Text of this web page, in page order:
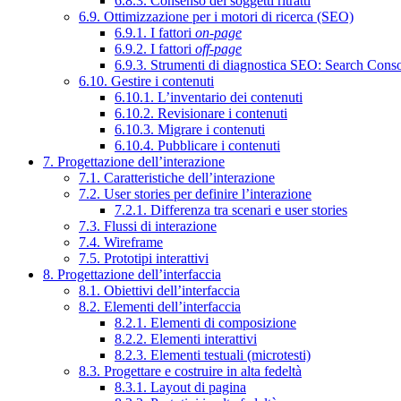
6.9. Ottimizzazione per i motori di ricerca (SEO)
6.9.1. I fattori on-page
6.9.2. I fattori off-page
6.9.3. Strumenti di diagnostica SEO: Search
6.10. Gestire i contenuti
6.10.1. L’inventario dei contenuti
6.10.2. Revisionare i contenuti
6.10.3. Migrare i contenuti
6.10.4. Pubblicare i contenuti
7. Progettazione dell’interazione
7.1. Caratteristiche dell’interazione
7.2. User stories per definire l’interazione
7.2.1. Differenza tra scenari e user stories
7.3. Flussi di interazione
7.4. Wireframe
7.5. Prototipi interattivi
8. Progettazione dell’interfaccia
8.1. Obiettivi dell’interfaccia
8.2. Elementi dell’interfaccia
8.2.1. Elementi di composizione
8.2.2. Elementi interattivi
8.2.3. Elementi testuali (microtesti)
8.3. Progettare e costruire in alta fedeltà
8.3.1. Layout di pagina